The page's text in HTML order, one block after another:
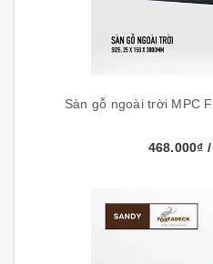
Sàn gỗ ngoài trời MPC
468.000₫